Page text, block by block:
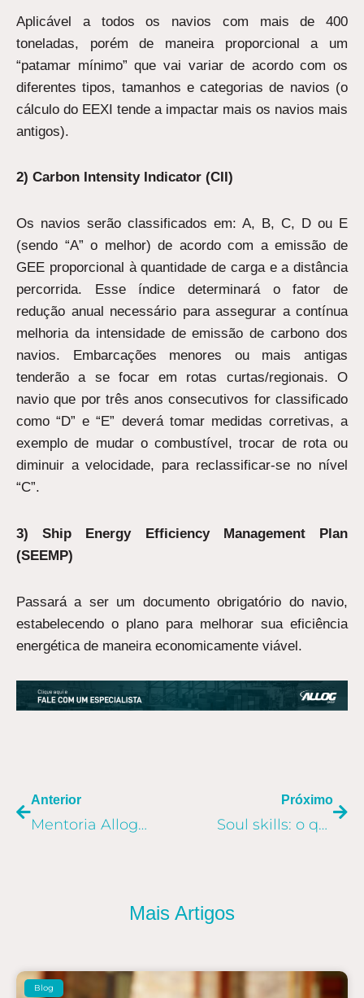
Aplicável a todos os navios com mais de 400
toneladas, porém de maneira proporcional a um
“patamar mínimo” que vai variar de acordo com os
diferentes tipos, tamanhos e categorias de navios (o
cálculo do EEXI tende a impactar mais os navios mais
antigos).
2) Carbon Intensity Indicator (CII)
Os navios serão classificados em: A, B, C, D ou E
(sendo “A” o melhor) de acordo com a emissão de
GEE proporcional à quantidade de carga e a distância
percorrida. Esse índice determinará o fator de
redução anual necessário para assegurar a contínua
melhoria da intensidade de emissão de carbono dos
navios. Embarcações menores ou mais antigas
tenderão a se focar em rotas curtas/regionais. O
navio que por três anos consecutivos for classificado
como “D” e “E” deverá tomar medidas corretivas, a
exemplo de mudar o combustível, trocar de rota ou
diminuir a velocidade, para reclassificar-se no nível
“C”.
3) Ship Energy Efficiency Management Plan
(SEEMP)
Passará a ser um documento obrigatório do navio,
estabelecendo o plano para melhorar sua eficiência
energética de maneira economicamente viável.
Anterior
Mentoria Allog: programa capacita jovens para o mercado
Próximo
Soul skills: o que são e como ativá-las no ambiente corporativo?
Mais Artigos
Blog